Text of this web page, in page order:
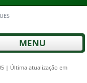
MENU
| Última atualização em